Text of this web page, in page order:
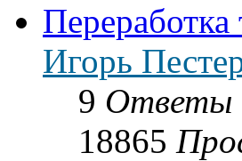
Игорь
9 Ответы
18865